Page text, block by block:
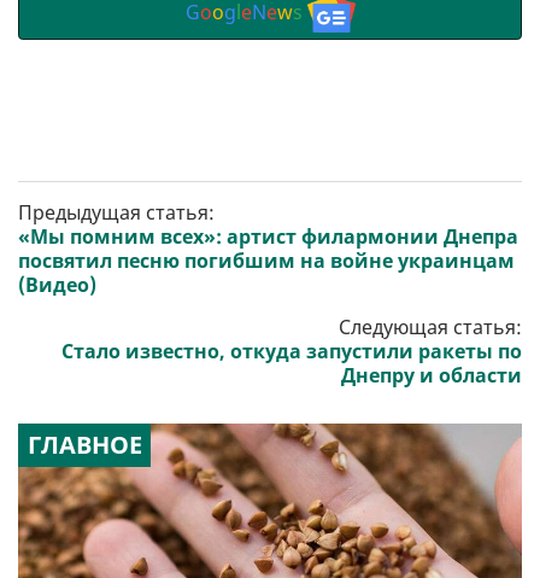
GoogleNews
Предыдущая статья:
«Мы помним всех»: артист филармонии Днепра
посвятил песню погибшим на войне украинцам
(Видео)
Следующая статья:
Стало известно, откуда запустили ракеты по
Днепру и области
ГЛАВНОЕ